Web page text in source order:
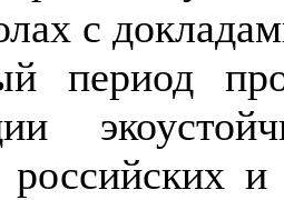
с
период
российских